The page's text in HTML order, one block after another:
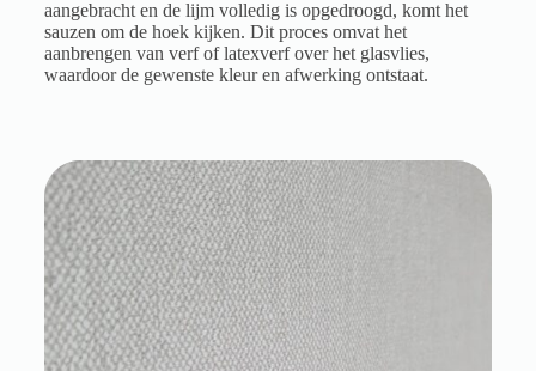
aangebracht en de lijm volledig is opgedroogd, komt het
sauzen om de hoek kijken. Dit proces omvat het
aanbrengen van verf of latexverf over het glasvlies,
waardoor de gewenste kleur en afwerking ontstaat.